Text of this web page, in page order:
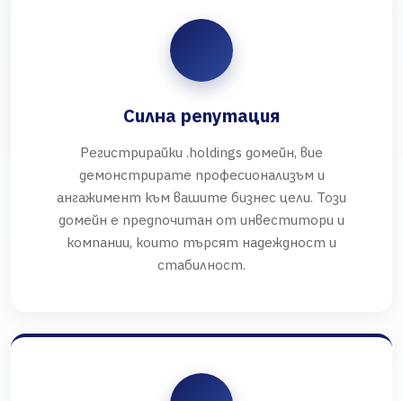
Силна репутация
Регистрирайки .holdings домейн, вие
демонстрирате професионализъм и
ангажимент към вашите бизнес цели. Този
домейн е предпочитан от инвеститори и
компании, които търсят надеждност и
стабилност.